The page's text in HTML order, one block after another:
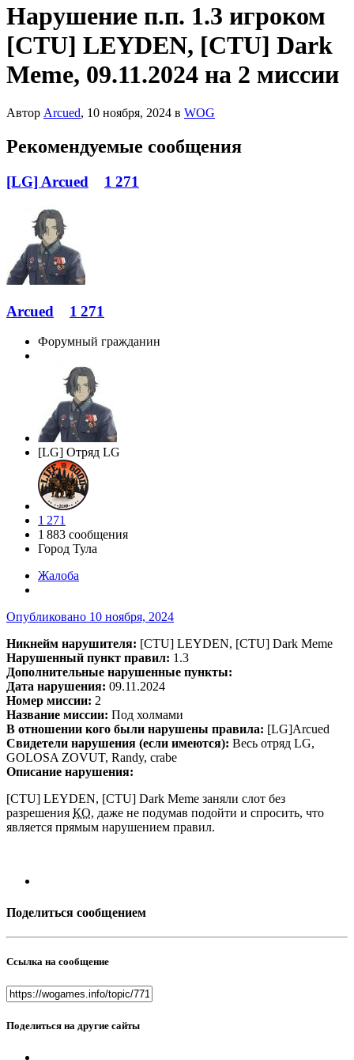
Нарушение п.п. 1.3 игроком
[CTU] LEYDEN, [CTU] Dark
Meme, 09.11.2024 на 2 миссии
Автор Arcued, 10 ноября, 2024 в WOG
Рекомендуемые сообщения
[LG] Arcued 1 271
Arcued 1 271
Форумный гражданин
[LG] Отряд LG
1 271
1 883 сообщения
Город Тула
Жалоба
Опубликовано 10 ноября, 2024
Никнейм нарушителя: [CTU] LEYDEN, [CTU] Dark Meme
Нарушенный пункт правил: 1.3
Дополнительные нарушенные пункты:
Дата нарушения: 09.11.2024
Номер миссии: 2
Название миссии: Под холмами
В отношении кого были нарушены правила: [LG]Arcued
Свидетели нарушения (если имеются): Весь отряд LG,
GOLOSA ZOVUT, Randy, crabe
Описание нарушения:
[CTU] LEYDEN, [CTU] Dark Meme заняли слот без
разрешения КО, даже не подумав подойти и спросить, что
является прямым нарушением правил.
Поделиться сообщением
Ссылка на сообщение
Поделиться на другие сайты